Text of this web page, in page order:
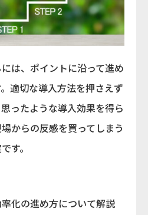
は、ポイントに沿って進め
適切な導入方法を押さえず
ったような導入効果を得ら
からの反感を買ってしまう
す。
化の進め方について解説